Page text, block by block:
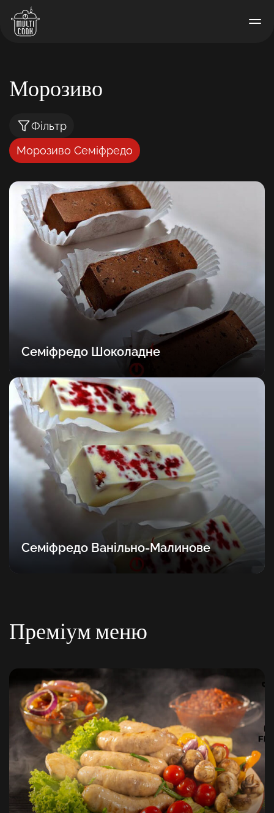
Морозиво
Фільтр
Морозиво Семіфредо
Семіфредо Шоколадне
Семіфредо Ванільно-Малинове
Преміум меню